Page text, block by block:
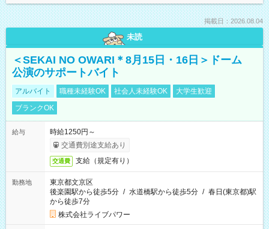
掲載日：2026.08.04
未読
＜SEKAI NO OWARI＊8月15日・16日＞ドーム
公演のサポートバイト
アルバイト 職種未経験OK 社会人未経験OK
大学生歓迎
ブランクOK
給与
時給1250円～
交通費別途支給あり
交通費 支給（規定有り）
勤務地
東京都文京区
後楽園駅から徒歩5分 / 水道橋駅から徒歩5分 / 春日(東京都)駅
から徒歩7分
株式会社ライブパワー